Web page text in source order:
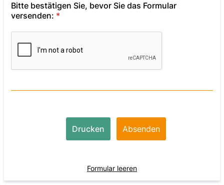
Bitte bestätigen Sie, bevor Sie das Formular
versenden: *
Drucken Absenden
Formular leeren